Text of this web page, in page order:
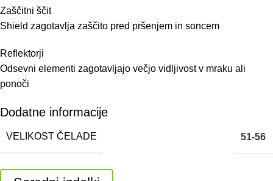
Zaščitni ščit
Shield zagotavlja zaščito pred pršenjem in soncem
Reflektorji
Odsevni elementi zagotavljajo večjo vidljivost v mraku ali
ponoči
Dodatne informacije
VELIKOST ČELADE 51-56